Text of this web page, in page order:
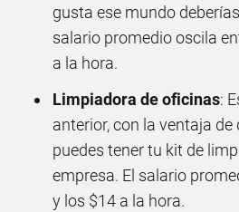
gusta ese mundo
salario promedio oscila
a la hora.
Limpiadora de oficinas:
anterior, con la ventaja
puedes tener tu kit de
empresa. El salario
y los $14 a la hora.